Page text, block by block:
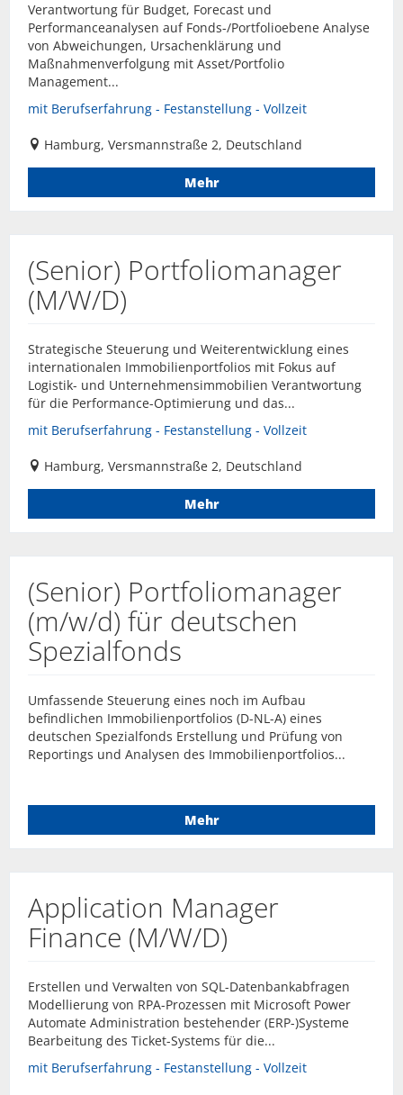
Verantwortung für Budget, Forecast und
Performanceanalysen auf Fonds-/Portfolioebene Analyse
von Abweichungen, Ursachenklärung und
Maßnahmenverfolgung mit Asset/Portfolio
Management...
mit Berufserfahrung - Festanstellung - Vollzeit
Hamburg, Versmannstraße 2, Deutschland
Mehr
(Senior) Portfoliomanager
(M/W/D)
Strategische Steuerung und Weiterentwicklung eines
internationalen Immobilienportfolios mit Fokus auf
Logistik- und Unternehmensimmobilien Verantwortung
für die Performance-Optimierung und das...
mit Berufserfahrung - Festanstellung - Vollzeit
Hamburg, Versmannstraße 2, Deutschland
Mehr
(Senior) Portfoliomanager
(m/w/d) für deutschen
Spezialfonds
Umfassende Steuerung eines noch im Aufbau
befindlichen Immobilienportfolios (D-NL-A) eines
deutschen Spezialfonds Erstellung und Prüfung von
Reportings und Analysen des Immobilienportfolios...
Mehr
Application Manager
Finance (M/W/D)
Erstellen und Verwalten von SQL-Datenbankabfragen
Modellierung von RPA-Prozessen mit Microsoft Power
Automate Administration bestehender (ERP-)Systeme
Bearbeitung des Ticket-Systems für die...
mit Berufserfahrung - Festanstellung - Vollzeit